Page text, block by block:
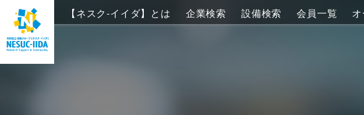
【ネスク-イイダ】とは 企業検索 設備検索 会員一覧